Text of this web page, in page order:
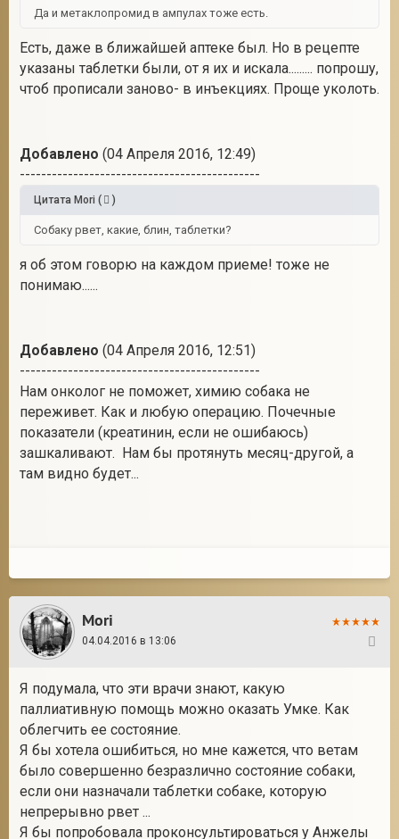
Да и метаклопромид в ампулах тоже есть.
Есть, даже в ближайшей аптеке был. Но в рецепте
указаны таблетки были, от я их и искала......... попрошу,
чтоб прописали заново- в инъекциях. Проще уколоть.
Добавлено (04 Апреля 2016, 12:49)
---------------------------------------------
Цитата Mori ( )
Собаку рвет, какие, блин, таблетки?
я об этом говорю на каждом приеме! тоже не
понимаю......
Добавлено (04 Апреля 2016, 12:51)
---------------------------------------------
Нам онколог не поможет, химию собака не
переживет. Как и любую операцию. Почечные
показатели (креатинин, если не ошибаюсь)
зашкаливают. Нам бы протянуть месяц-другой, а
там видно будет...
Mori
04.04.2016 в 13:06
Я подумала, что эти врачи знают, какую
паллиативную помощь можно оказать Умке. Как
облегчить ее состояние.
Я бы хотела ошибиться, но мне кажется, что ветам
было совершенно безразлично состояние собаки,
если они назначали таблетки собаке, которую
непрерывно рвет ...
Я бы попробовала проконсультироваться у Анжелы